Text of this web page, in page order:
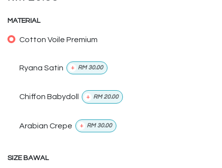
MATERIAL
Cotton Voile Premium
Ryana Satin + RM 30.00
Chiffon Babydoll + RM 20.00
Arabian Crepe + RM 30.00
SIZE BAWAL